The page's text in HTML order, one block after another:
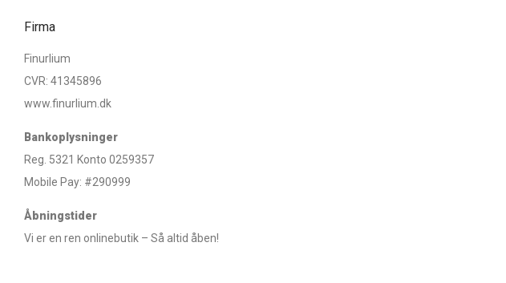
Firma
Finurlium
CVR: 41345896
www.finurlium.dk
Bankoplysninger
Reg. 5321 Konto 0259357
Mobile Pay: #290999
Åbningstider
Vi er en ren onlinebutik – Så altid åben!